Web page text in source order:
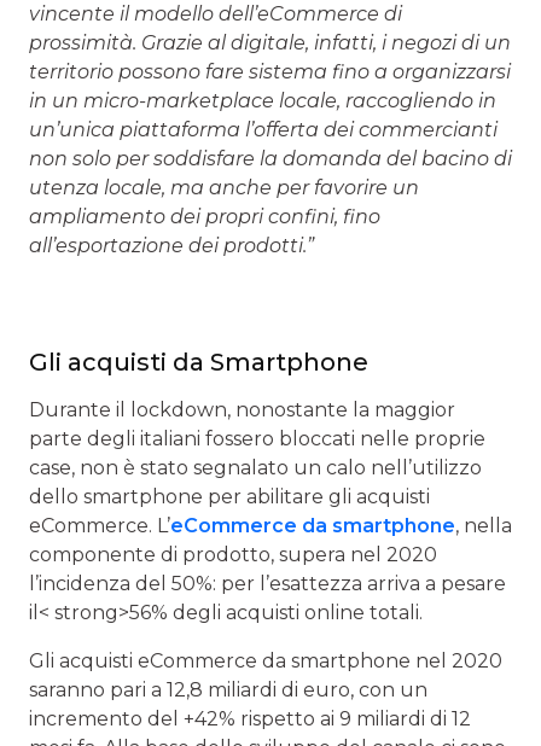
vincente il modello dell’eCommerce di
prossimità. Grazie al digitale, infatti, i negozi di un
territorio possono fare sistema fino a organizzarsi
in un micro-marketplace locale, raccogliendo in
un’unica piattaforma l’offerta dei commercianti
non solo per soddisfare la domanda del bacino di
utenza locale, ma anche per favorire un
ampliamento dei propri confini, fino
all’esportazione dei prodotti.”
Gli acquisti da Smartphone
Durante il lockdown, nonostante la maggior
parte degli italiani fossero bloccati nelle proprie
case, non è stato segnalato un calo nell’utilizzo
dello smartphone per abilitare gli acquisti
eCommerce. L’eCommerce da smartphone, nella
componente di prodotto, supera nel 2020
l’incidenza del 50%: per l’esattezza arriva a pesare
il< strong>56% degli acquisti online totali.
Gli acquisti eCommerce da smartphone nel 2020
saranno pari a 12,8 miliardi di euro, con un
incremento del +42% rispetto ai 9 miliardi di 12